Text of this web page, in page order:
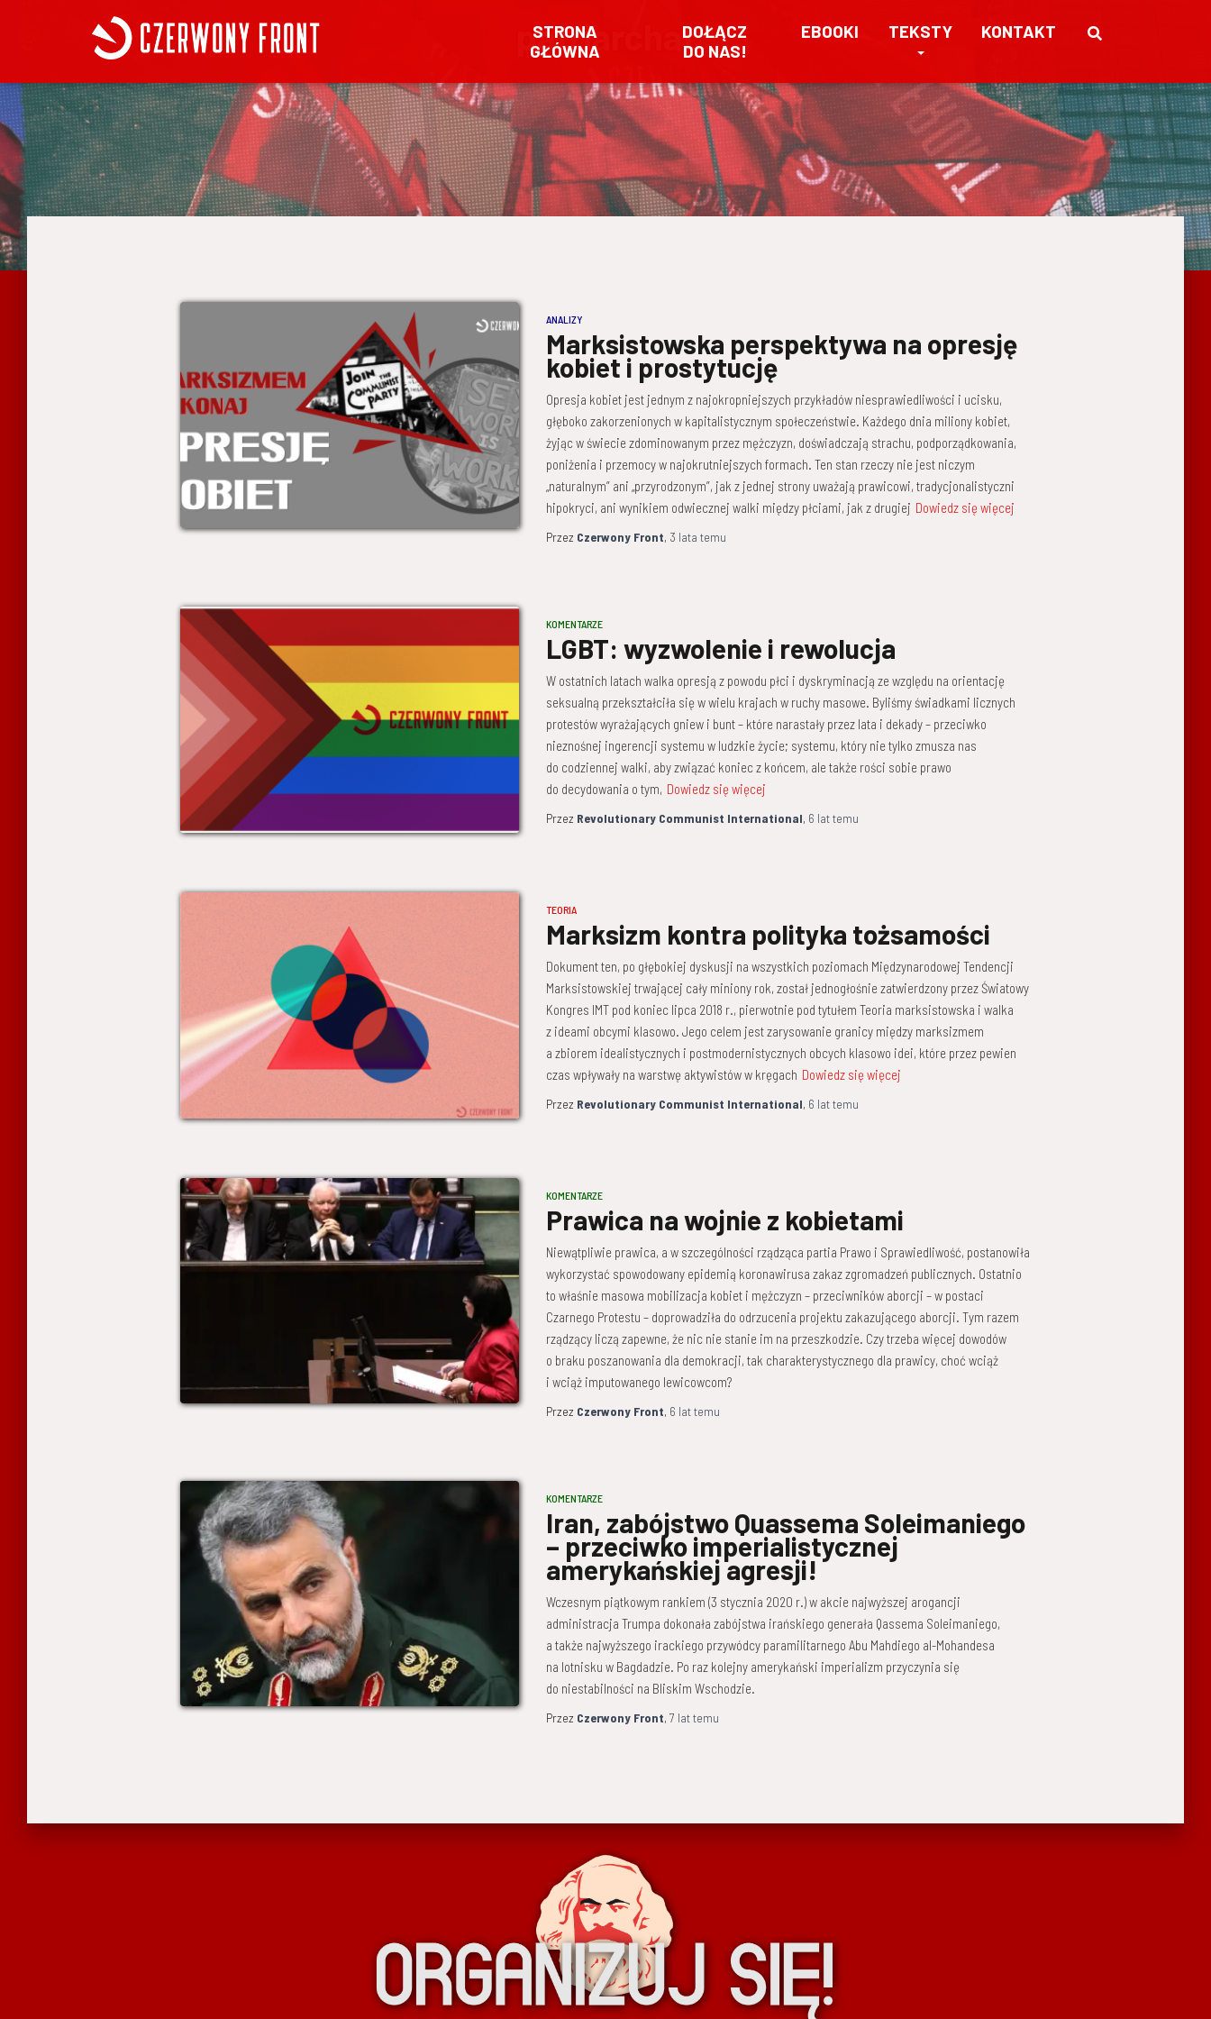
STRONA
GŁÓWNA
DOŁĄCZ
DO NAS!
EBOOKI TEKSTY KONTAKT
patriarchat
ANALIZY
Marksistowska perspektywa na opresję
kobiet i prostytucję
Opresja kobiet jest jednym z najokropniejszych przykładów niesprawiedliwości i ucisku,
głęboko zakorzenionych w kapitalistycznym społeczeństwie. Każdego dnia miliony kobiet,
żyjąc w świecie zdominowanym przez mężczyzn, doświadczają strachu, podporządkowania,
poniżenia i przemocy w najokrutniejszych formach. Ten stan rzeczy nie jest niczym
„naturalnym” ani „przyrodzonym”, jak z jednej strony uważają prawicowi, tradycjonalistyczni
hipokryci, ani wynikiem odwiecznej walki między płciami, jak z drugiej Dowiedz się więcej
Przez Czerwony Front, 3 lata temu
KOMENTARZE
LGBT: wyzwolenie i rewolucja
W ostatnich latach walka opresją z powodu płci i dyskryminacją ze względu na orientację
seksualną przekształciła się w wielu krajach w ruchy masowe. Byliśmy świadkami licznych
protestów wyrażających gniew i bunt – które narastały przez lata i dekady – przeciwko
nieznośnej ingerencji systemu w ludzkie życie; systemu, który nie tylko zmusza nas
do codziennej walki, aby związać koniec z końcem, ale także rości sobie prawo
do decydowania o tym, Dowiedz się więcej
Przez Revolutionary Communist International, 6 lattemu
TEORIA
Marksizm kontra polityka tożsamości
Dokument ten, po głębokiej dyskusji na wszystkich poziomach Międzynarodowej Tendencji
Marksistowskiej trwającej cały miniony rok, został jednogłośnie zatwierdzony przez Światowy
Kongres IMT pod koniec lipca 2018 r., pierwotnie pod tytułem Teoria marksistowska i walka
z ideami obcymi klasowo. Jego celem jest zarysowanie granicy między marksizmem
a zbiorem idealistycznych i postmodernistycznych obcych klasowo idei, które przez pewien
czas wpływały na warstwę aktywistów w kręgach Dowiedz się więcej
Przez Revolutionary Communist International, 6 lattemu
KOMENTARZE
Prawica na wojnie z kobietami
Niewątpliwie prawica, a w szczególności rządząca partia Prawo i Sprawiedliwość, postanowiła
wykorzystać spowodowany epidemią koronawirusa zakaz zgromadzeń publicznych. Ostatnio
to właśnie masowa mobilizacja kobiet i mężczyzn – przeciwników aborcji – w postaci
Czarnego Protestu – doprowadziła do odrzucenia projektu zakazującego aborcji. Tym razem
rządzący liczą zapewne, że nic nie stanie im na przeszkodzie. Czy trzeba więcej dowodów
o braku poszanowania dla demokracji, tak charakterystycznego dla prawicy, choć wciąż
i wciąż imputowanego lewicowcom?
Przez Czerwony Front, 6 lattemu
KOMENTARZE
Iran, zabójstwo Quassema Soleimaniego
– przeciwko imperialistycznej
amerykańskiej agresji!
Wczesnym piątkowym rankiem (3 stycznia 2020 r.) w akcie najwyższej arogancji
administracja Trumpa dokonała zabójstwa irańskiego generała Qassema Soleimaniego,
a także najwyższego irackiego przywódcy paramilitarnego Abu Mahdiego al-Mohandesa
na lotnisku w Bagdadzie. Po raz kolejny amerykański imperializm przyczynia się
do niestabilności na Bliskim Wschodzie.
Przez Czerwony Front, 7 lattemu